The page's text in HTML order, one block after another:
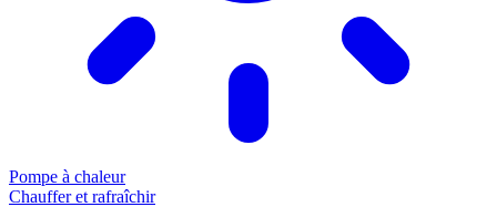
Pompe à chaleur
Chauffer et rafraîchir